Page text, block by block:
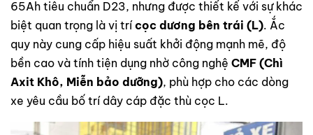
65Ah tiêu chuẩn D23, nhưng được thiết kế với sự khác
biệt quan trọng là vị trícọc dương bên trái (L). Ắc
quy này cung cấp hiệu suất khởi động mạnh mẽ, độ
bền cao và tính tiện dụng nhờ công nghệ CMF (Chì
Axit Khô, Miễn bảo dưỡng), phù hợp cho các dòng
xe yêu cầu bố trí dây cáp đặc thù cọc L.